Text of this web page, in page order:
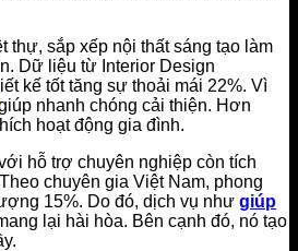
thự, sắp xếp nội thất sáng tạo làm
Dữ liệu từ Interior Design
kế tốt tăng sự thoải mái 22%. Vì
nhanh chóng cải thiện. Hơn
hoạt động gia đình.
hỗ trợ chuyên nghiệp còn tích
chuyên gia Việt Nam, phong
15%. Do đó, dịch vụ như giúp
lại hài hòa. Bên cạnh đó, nó tạo